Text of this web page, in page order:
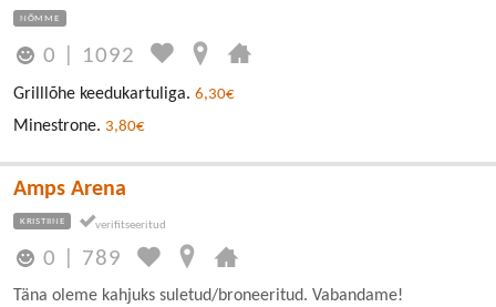
NÕMME
0 1092
Grilllõhe keedukartuliga. 6,30€
Minestrone. 3,80€
Amps Arena
KRISTIINE
0 789
Täna oleme kahjuks suletud/broneeritud. Vabandame!